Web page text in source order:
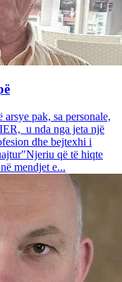
pak, sa personale,
u nda nga jeta një
dhe bejtexhi i
që të hiqte
mendjet e...